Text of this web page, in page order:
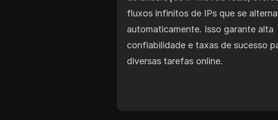
fluxos infinitos de IPs que se
automaticamente. Isso garante alta
confiabilidade e taxas de sucesso
diversas tarefas online.